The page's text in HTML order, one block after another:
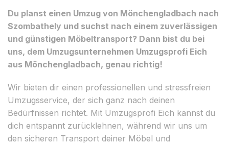
Du planst einen Umzug von Mönchengladbach nach
Szombathely und suchst nach einem zuverlässigen
und günstigen Möbeltransport? Dann bist du bei
uns, dem Umzugsunternehmen Umzugsprofi Eich
aus Mönchengladbach, genau richtig!
Wir bieten dir einen professionellen und stressfreien
Umzugsservice, der sich ganz nach deinen
Bedürfnissen richtet. Mit Umzugsprofi Eich kannst du
dich entspannt zurücklehnen, während wir uns um
den sicheren Transport deiner Möbel und